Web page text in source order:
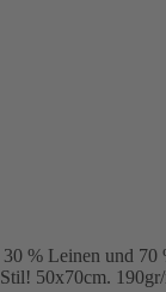
% Leinen und
50x70cm. 190gr/